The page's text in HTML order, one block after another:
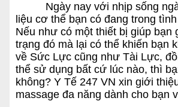
Ngày nay với nhịp sống
liệu cơ thể bạn có đang trong
Nếu như có một thiết bị giúp bạn
trạng đó mà lại có thể khiến bạn
về Sức Lực cũng như Tài Lực,
thể sử dụng bất cứ lúc nào, thì
không? Y Tế 247 VN xin giới
massage đa năng dành cho bạn